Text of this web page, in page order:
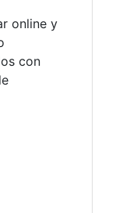
online y
con